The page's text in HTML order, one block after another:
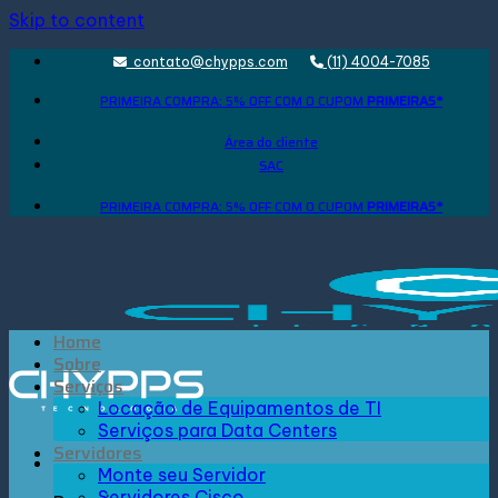
Skip to content
contato@chypps.com (11) 4004-7085
PRIMEIRA COMPRA: 5% OFF COM O CUPOM PRIMEIRA5*
Área do cliente
SAC
PRIMEIRA COMPRA: 5% OFF COM O CUPOM PRIMEIRA5*
Home
Sobre
Serviços
Locação de Equipamentos de TI
Serviços para Data Centers
Servidores
Monte seu Servidor